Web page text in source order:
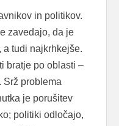
in politikov.
zavedajo, da je
tudi najkrhkejše.
bratje po oblasti –
Srž problema
je porušitev
politiki odločajo,